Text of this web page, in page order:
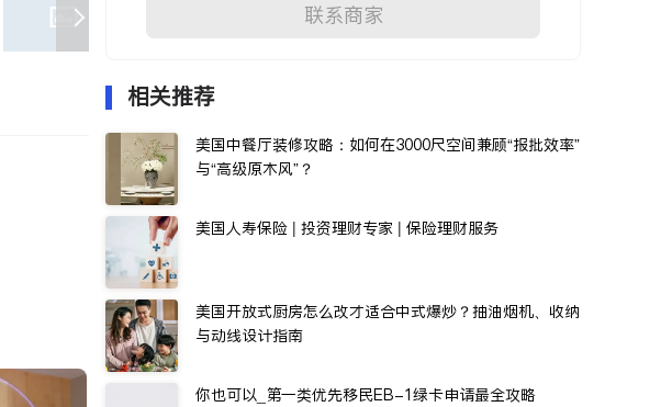
联系商家
相关推荐
美国中餐厅装修攻略：如何在3000尺空间兼顾“报批效率”
与“高级原木风”？
美国人寿保险 | 投资理财专家 | 保险理财服务
美国开放式厨房怎么改才适合中式爆炒？抽油烟机、收纳
与动线设计指南
你也可以_第一类优先移民EB-1绿卡申请最全攻略